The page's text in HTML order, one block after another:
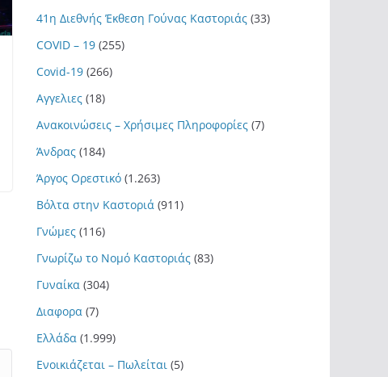
41η Διεθνής Έκθεση Γούνας Καστοριάς (33)
COVID – 19 (255)
Covid-19 (266)
Αγγελιες (18)
Ανακοινώσεις – Χρήσιμες Πληροφορίες (7)
Άνδρας (184)
Άργος Ορεστικό (1.263)
Βόλτα στην Καστοριά (911)
Γνώμες (116)
Γνωρίζω το Νομό Καστοριάς (83)
Γυναίκα (304)
Διαφορα (7)
Ελλάδα (1.999)
Ενοικιάζεται – Πωλείται (5)